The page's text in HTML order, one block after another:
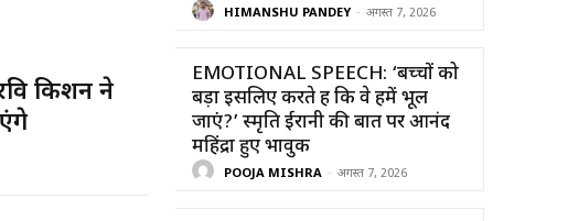
किशन ने
HIMANSHU PANDEY - अगस्त 7, 2026
EMOTIONAL SPEECH: ‘बच्चों को
बड़ा इसलिए करते हैं कि वे हमें भूल
जाएं?’ स्मृति ईरानी की बात पर आनंद
महिंद्रा हुए भावुक
POOJA MISHRA - अगस्त 7, 2026